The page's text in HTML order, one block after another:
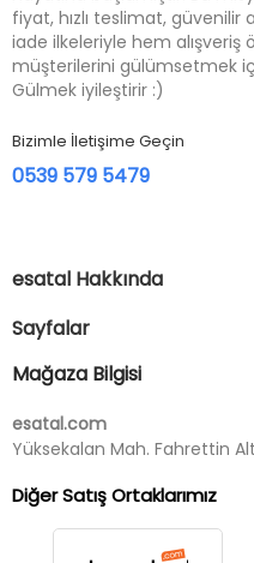
fiyat, hızlı teslimat, güvenilir
iade ilkeleriyle hem alışveriş
müşterilerini gülümsetmek
Gülmek iyileştirir :)
Bizimle İletişime Geçin
0539 579 5479
esatal Hakkında
Sayfalar
Mağaza Bilgisi
esatal.com
Yüksekalan Mah. Fahrettin
Diğer Satış Ortaklarımız